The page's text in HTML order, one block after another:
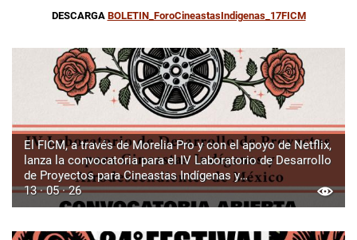
DESCARGA BOLETIN_ForoCineastasIndigenas_17FICM
El FICM, a través de Morelia Pro y con el apoyo de Netflix,
lanza la convocatoria para el IV Laboratorio de Desarrollo
de Proyectos para Cineastas Indígenas y
Afrodescendientes de México
13 · 05 · 26